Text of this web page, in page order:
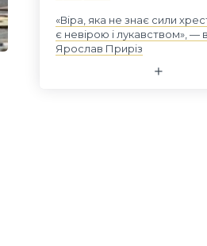
«Віра, яка не знає сили
є невірою і лукавством», —
Ярослав Приріз